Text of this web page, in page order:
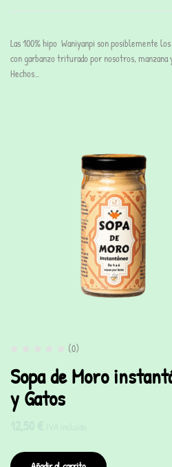
Las 100% hipo Waniyanpi son posiblemente
con garbanzo triturado por nosotros,
Hechos…
(0)
Sopa de Moro
y Gatos